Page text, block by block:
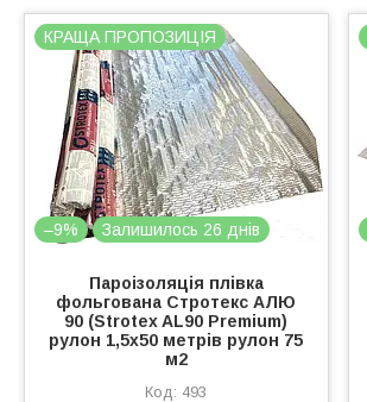
КРАЩА ПРОПОЗИЦІЯ
–9% Залишилось 26 днів
Пароізоляція плівка
фольгована Стротекс АЛЮ
90 (Strotex AL90 Premium)
рулон 1,5х50 метрів рулон 75
м2
493